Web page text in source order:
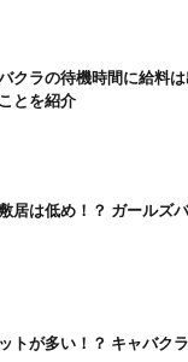
クラの待機時間に給料
とを紹介
居は低め！？ ガールズ
トが多い！？ キャバク